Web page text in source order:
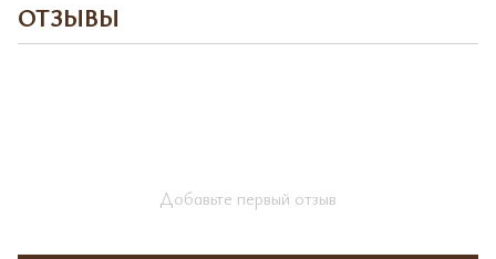
ОТЗЫВЫ
Добавьте первый отзыв